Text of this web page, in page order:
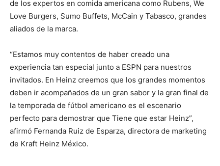
de los expertos en comida americana como Rubens, We
Love Burgers, Sumo Buffets, McCain y Tabasco, grandes
aliados de la marca.
“Estamos muy contentos de haber creado una
experiencia tan especial junto a ESPN para nuestros
invitados. En Heinz creemos que los grandes momentos
deben ir acompañados de un gran sabor y la gran final de
la temporada de fútbol americano es el escenario
perfecto para demostrar que Tiene que estar Heinz”,
afirmó Fernanda Ruiz de Esparza, directora de marketing
de Kraft Heinz México.